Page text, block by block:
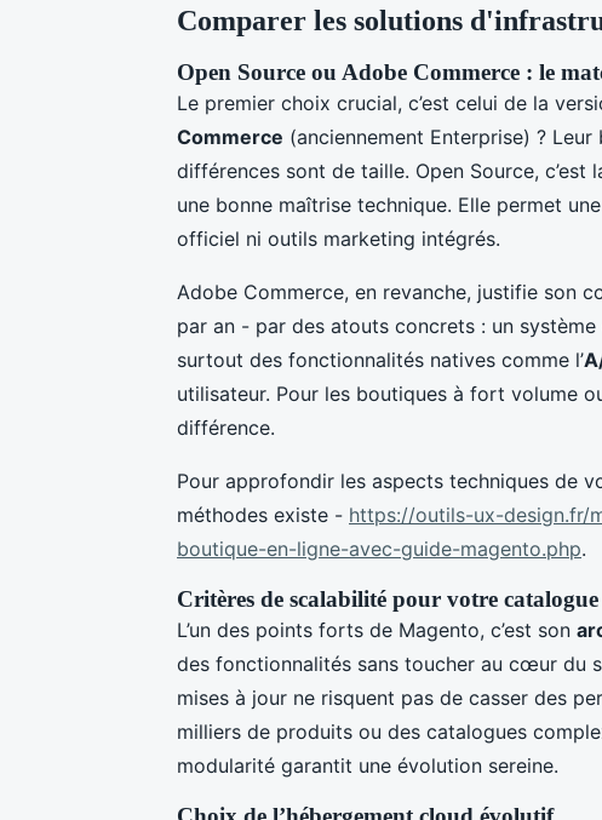
Comparer les solutions
Open Source ou Adobe Commerce : le
Le premier choix crucial, c’est celui de la
Commerce (anciennement Enterprise) ?
différences sont de taille. Open Source,
une bonne maîtrise technique. Elle permet
officiel ni outils marketing intégrés.
Adobe Commerce, en revanche, justifie son
par an - par des atouts concrets : un système
surtout des fonctionnalités natives comme l’
utilisateur. Pour les boutiques à fort volume
différence.
Pour approfondir les aspects techniques de
méthodes existe - https://outils-ux-design.fr/
boutique-en-ligne-avec-guide-magento.php.
Critères de scalabilité pour votre catalogue
L’un des points forts de Magento, c’est son
des fonctionnalités sans toucher au cœur du
mises à jour ne risquent pas de casser des
milliers de produits ou des catalogues
modularité garantit une évolution sereine.